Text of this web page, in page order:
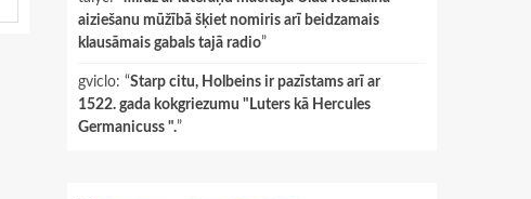
aiziešanu mūžībā šķiet nomiris arī beidzamais
klausāmais gabals tajā radio”
gviclo: “Starp citu, Holbeins ir pazīstams arī ar
1522. gada kokgriezumu "Luters kā Hercules
Germanicuss ".”